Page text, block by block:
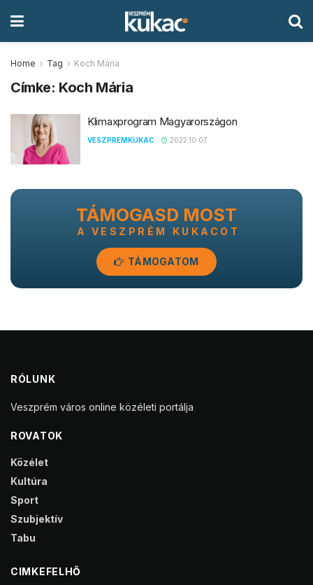
Home Tag Koch Mária
Címke: Koch Mária
Klimaxprogram Magyarországon
VESZPREMKUKAC 2022.10.07.
TÁMOGASD MOST
A VESZPRÉM KUKACOT
TÁMOGATOM
RÓLUNK
Veszprém város online közéleti portálja
ROVATOK
Közélet
Kultúra
Sport
Szubjektív
Tabu
CIMKEFELHŐ